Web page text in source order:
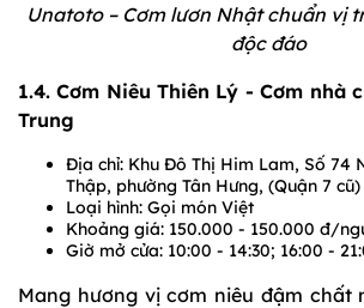
Unatoto – Cơm lươn Nhật chuẩn vị
độc đáo
1.4. Cơm Niêu Thiên Lý - Cơm nhà
Trung
Địa chỉ: Khu Đô Thị Him Lam, Số 74
Thập, phường Tân Hưng, (Quận 7 cũ)
Loại hình: Gọi món Việt
Khoảng giá: 150.000 - 150.000 đ/
Giờ mở cửa: 10:00 - 14:30; 16:00 -
Mang hương vị cơm niêu đậm chất